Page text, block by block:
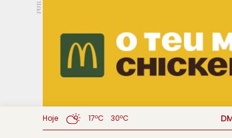
PUB.
Hoje 17ºC 30ºC